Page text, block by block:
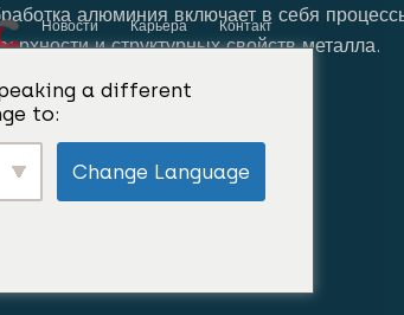
Новости Карьера Контакт
алюминия включает в себя
и структурных свойств металла.
a different
to:
Change Language